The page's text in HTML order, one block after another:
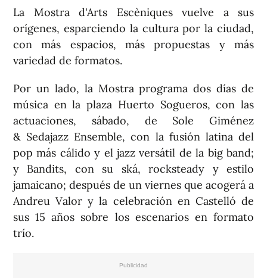
La Mostra d'Arts Escèniques vuelve a sus
orígenes, esparciendo la cultura por la ciudad,
con más espacios, más propuestas y más
variedad de formatos.
Por un lado, la Mostra programa dos días de
música en la plaza Huerto Sogueros, con las
actuaciones, sábado, de Sole Giménez
& Sedajazz Ensemble, con la fusión latina del
pop más cálido y el jazz versátil de la big band;
y Bandits, con su ská, rocksteady y estilo
jamaicano; después de un viernes que acogerá a
Andreu Valor y la celebración en Castelló de
sus 15 años sobre los escenarios en formato
trío.